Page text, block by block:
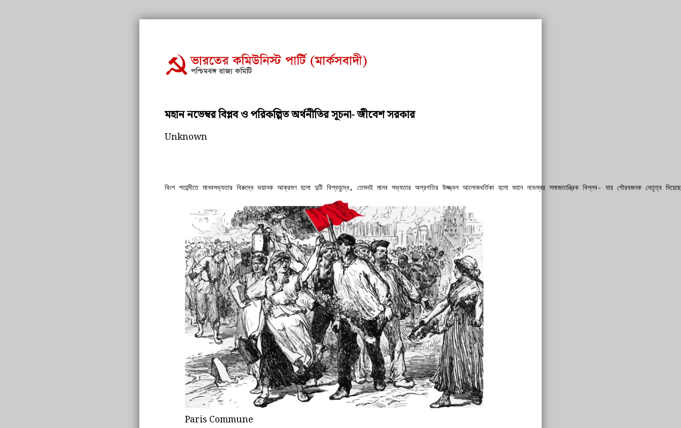
মহান নভেম্বর বিপ্লব ও পরিকল্পিত অর্থনীতির সূচনা- জীবেশ সরকার
Unknown
বিংশ শতাব্দীতে মানবসভ্যতার বিরুদ্ধে ভয়ানক আক্রমণ হলো দুটি বিশ্বযুদ্ধে, তেমনই মানব সভ্যতার অগ্রগতির উজ্জ্বল আলোকবর্তিকা হলো মহান নভেম্বর সমাজতান্ত্রিক বিপ্লব- যার গৌরবজনক নেতৃত্ব
Paris Commune